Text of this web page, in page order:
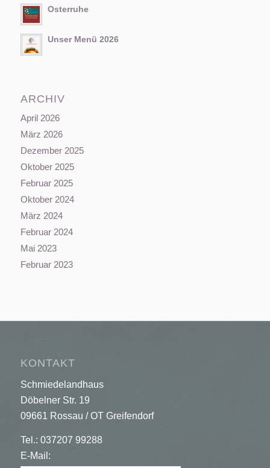
Osterruhe
Unser Menü 2026
ARCHIV
April 2026
März 2026
Dezember 2025
Oktober 2025
Februar 2025
Oktober 2024
März 2024
Februar 2024
Mai 2023
Februar 2023
KONTAKT
Schmiedelandhaus
Döbelner Str. 19
09661 Rossau / OT Greifendorf
Tel.: 037207 99288
E-Mail: